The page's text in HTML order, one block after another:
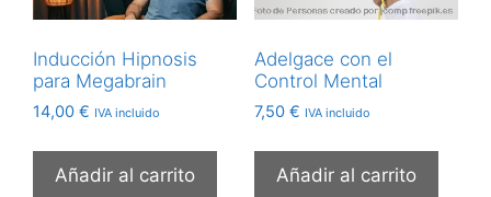
Inducción Hipnosis
para Megabrain
14,00 € IVA incluido
Añadir al carrito
Adelgace con el
Control Mental
7,50 € IVA incluido
Añadir al carrito